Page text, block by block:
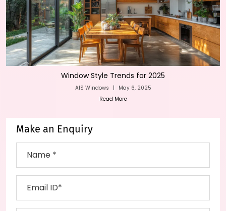
Window Style Trends for 2025
AIS Windows |
May 6, 2025
Read More
Make an Enquiry